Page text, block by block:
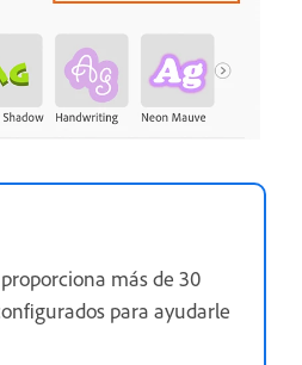
más de 30
para ayudarle